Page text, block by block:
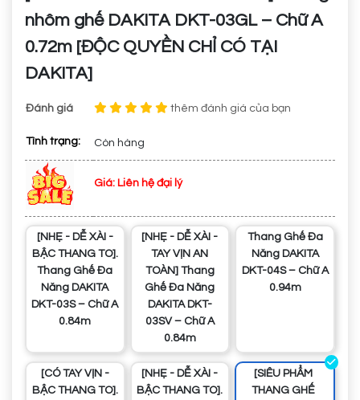
nhôm ghế DAKITA DKT-03GL – Chữ A
0.72m [ĐỘC QUYỀN CHỈ CÓ TẠI
DAKITA]
Đánh giá thêm đánh giá của bạn
Tình trạng: Còn hàng
Giá: Liên hệ đại lý
[NHẸ - DỄ XÀI -
BẬC THANG TO].
Thang Ghế Đa
Năng DAKITA
DKT-03S – Chữ A
0.84m
[NHẸ - DỄ XÀI -
TAY VỊN AN
TOÀN] Thang
Ghế Đa Năng
DAKITA DKT-
03SV – Chữ A
0.84m
Thang Ghế Đa
Năng DAKITA
DKT-04S – Chữ A
0.94m
[CÓ TAY VỊN -
BẬC THANG TO].
[NHẸ - DỄ XÀI -
BẬC THANG TO].
[SIÊU PHẨM
THANG GHẾ